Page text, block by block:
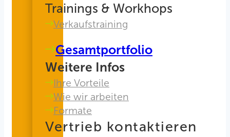
Trainings & Workhops
Verkaufstraining
Gesamtportfolio
Weitere Infos
Ihre Vorteile
Wie wir arbeiten
Formate
Vertrieb kontaktieren